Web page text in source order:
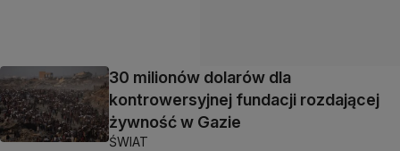
30 milionów dolarów dla
kontrowersyjnej fundacji rozdającej
żywność w Gazie
ŚWIAT